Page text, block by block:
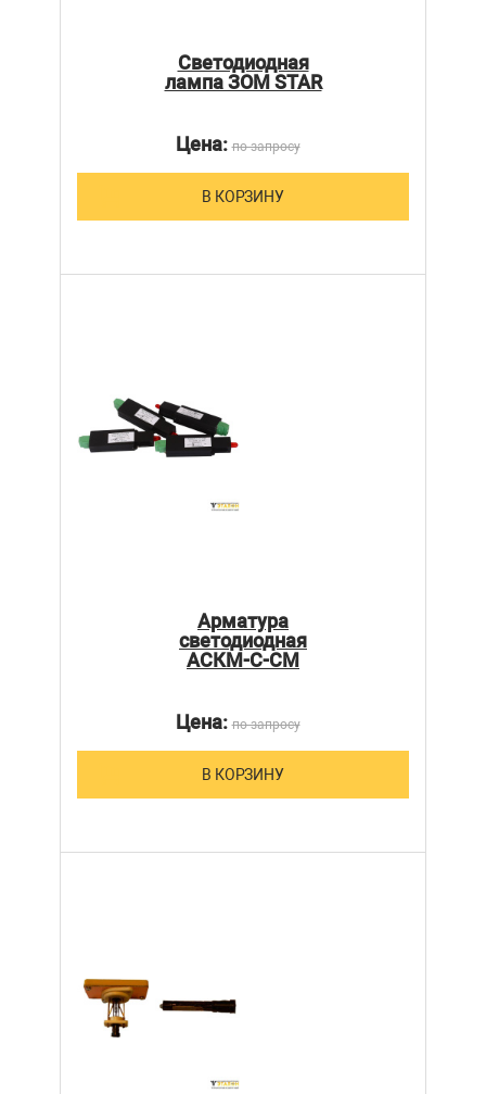
Светодиодная
лампа ЗОМ STAR
Цена:по запросу
В КОРЗИНУ
Арматура
светодиодная
АСКМ-С-СМ
Цена:по запросу
В КОРЗИНУ